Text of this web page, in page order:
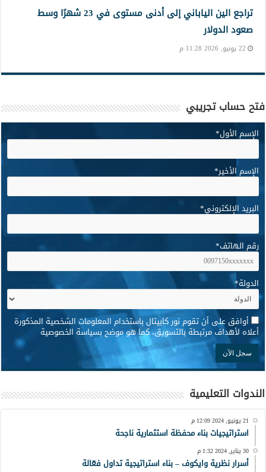
تراجع الين الياباني إلى أدنى مستوى في 23 شهرًا وسط
صعود الدولار
22 يونيو, 2026 11:28 م
فتح حساب تجريبي
الإسم الأول*
الإسم الأخير*
البريد الإلكتروني*
رقم الهاتف*
الدولة*
* أوافق على أن تقوم نور كابيتال باستخدام المعلومات الشخصية المذكورة
أعلاه لأهداف مرتبطة بالتسويق، كما هو موضح بسياسة الخصوصية
الندوات التعليمية
21 يونيو, 2024 12:09 م
استراتيجيات بناء محفظة استثمارية ناجحة
30 يناير, 2024 1:32 م
أسرار نظرية وايكوف – بناء استراتيجية تداول فعّالة